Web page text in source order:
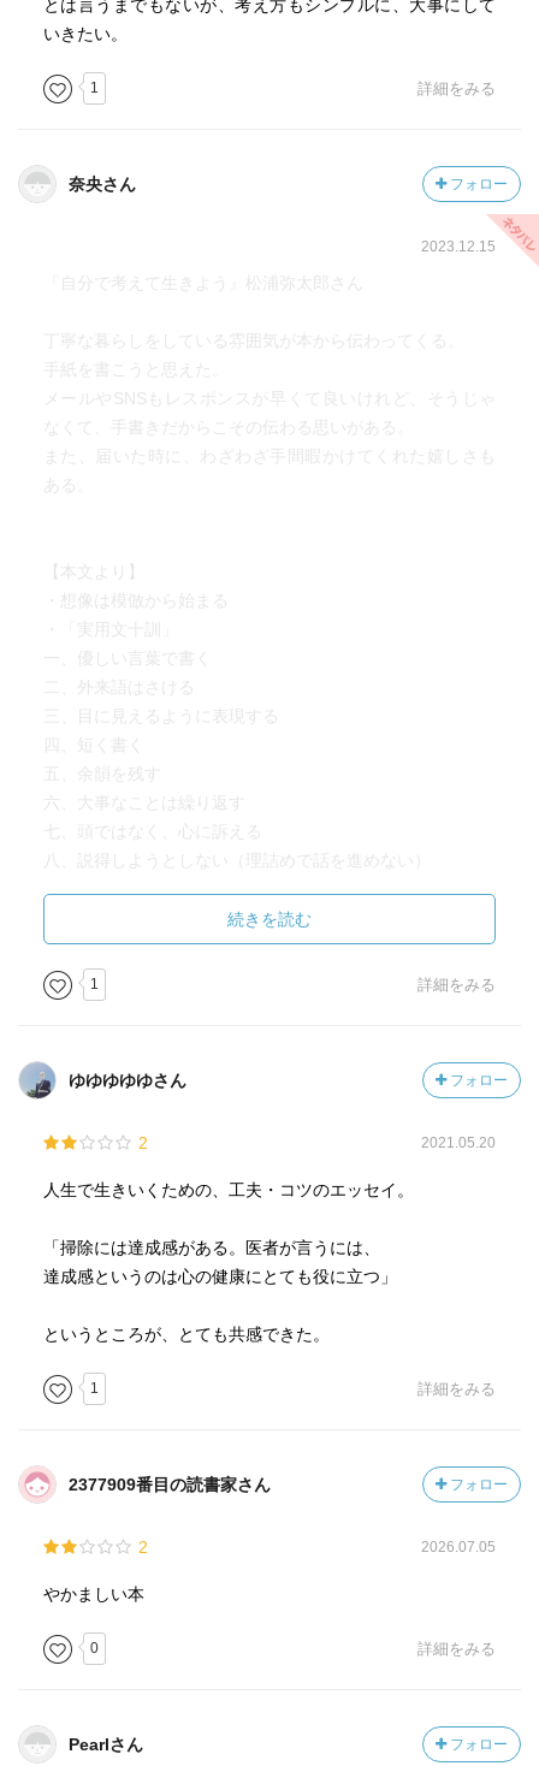
とは言うまでもないが、考え方もシンプルに、大事にして
いきたい。
1 詳細をみる
奈央さん フォロー
2023.12.15
『自分で考えて生きよう』松浦弥太郎さん
丁寧な暮らしをしている雰囲気が本から伝わってくる。
手紙を書こうと思えた。
メールやSNSもレスポンスが早くて良いけれど、そうじゃ
なくて、手書きだからこその伝わる思いがある。
また、届いた時に、わざわざ手間暇かけてくれた嬉しさも
ある。
【本文より】
・想像は模倣から始まる
・「実用文十訓」
一、優しい言葉で書く
二、外来語はさける
三、目に見えるように表現する
四、短く書く
五、余韻を残す
六、大事なことは繰り返す
七、頭ではなく、心に訴える
八、説得しようとしない（理詰めで話を進めない）
・手紙とは、書き方によってはどんな人にも、言葉を届け
られる。心も届けられる。願いも叶う。
・気になることがあればあれこれ悩まず、人に笑われそう
のは、精神衛生上とても大切だとわかった。
・「客ぶりの良さ」というのは、茶道の世界で使われる言
れる側のお客が協力しあって、その場の雰囲気を高め合う
のが理想とされている。その時の客側のもてなされやすい
さ」であり、その効果によって、おもてなしが完成するの
である。
る振る舞い、そして何より感謝の心をいつも伝える。
・うーむ、まだまだ僕は、アナログを手放すことはできな
そうだ。人間そのものが生粋のアナログだからだ。
人に思ってもらえるような働きをしたい。
「食べた後もおいしい料理」
人の記憶にいつまでも残る味わいを伝えられるよう精進し
(「おとなりに失礼します」)の魔法で心が癒されてしまっ
た。
・「ありがとうと言うのは人だけでなく、モノや植物、空
や太陽というよつな、どんなものにも、ありがとうと言葉
続きを読む
1 詳細をみる
ゆゆゆゆゆさん フォロー
2 2021.05.20
人生で生きいくための、工夫・コツのエッセイ。
「掃除には達成感がある。医者が言うには、
達成感というのは心の健康にとても役に立つ」
というところが、とても共感できた。
1 詳細をみる
2377909番目の読書家さん フォロー
2 2026.07.05
やかましい本
0 詳細をみる
Pearlさん フォロー